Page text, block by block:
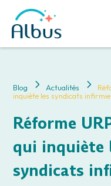
Blog 5 Actualités 5
inquiète les syndicats
Réforme
qui inquiète
syndicats